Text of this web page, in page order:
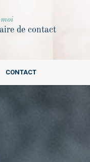
de contact
CONTACT